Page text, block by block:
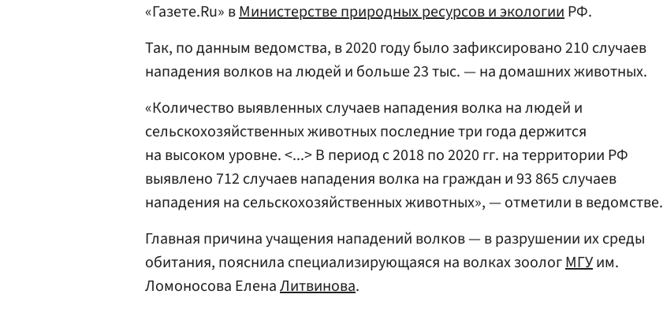
«Газете.Ru» вМинистерстве природных ресурсов и экологииРФ.
Так, по данным ведомства, в 2020 году было зафиксировано 210 случаев
нападения волков на людей и больше 23 тыс. — на домашних животных.
«Количество выявленных случаев нападения волка на людей и
сельскохозяйственных животных последние три года держится
на высоком уровне. <...> В период с 2018 по 2020 гг. на территории РФ
выявлено 712 случаев нападения волка на граждан и 93 865 случаев
нападения на сельскохозяйственных животных», — отметили в ведомстве.
Главная причина учащения нападений волков — в разрушении их среды
обитания, пояснила специализирующаяся на волках зоологМГУим.
Ломоносова ЕленаЛитвинова.